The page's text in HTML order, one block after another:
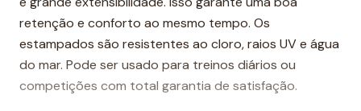
retenção e conforto ao mesmo tempo. Os
estampados são resistentes ao cloro, raios UV e água
do mar. Pode ser usado para treinos diários ou
competições com total garantia de satisfação.